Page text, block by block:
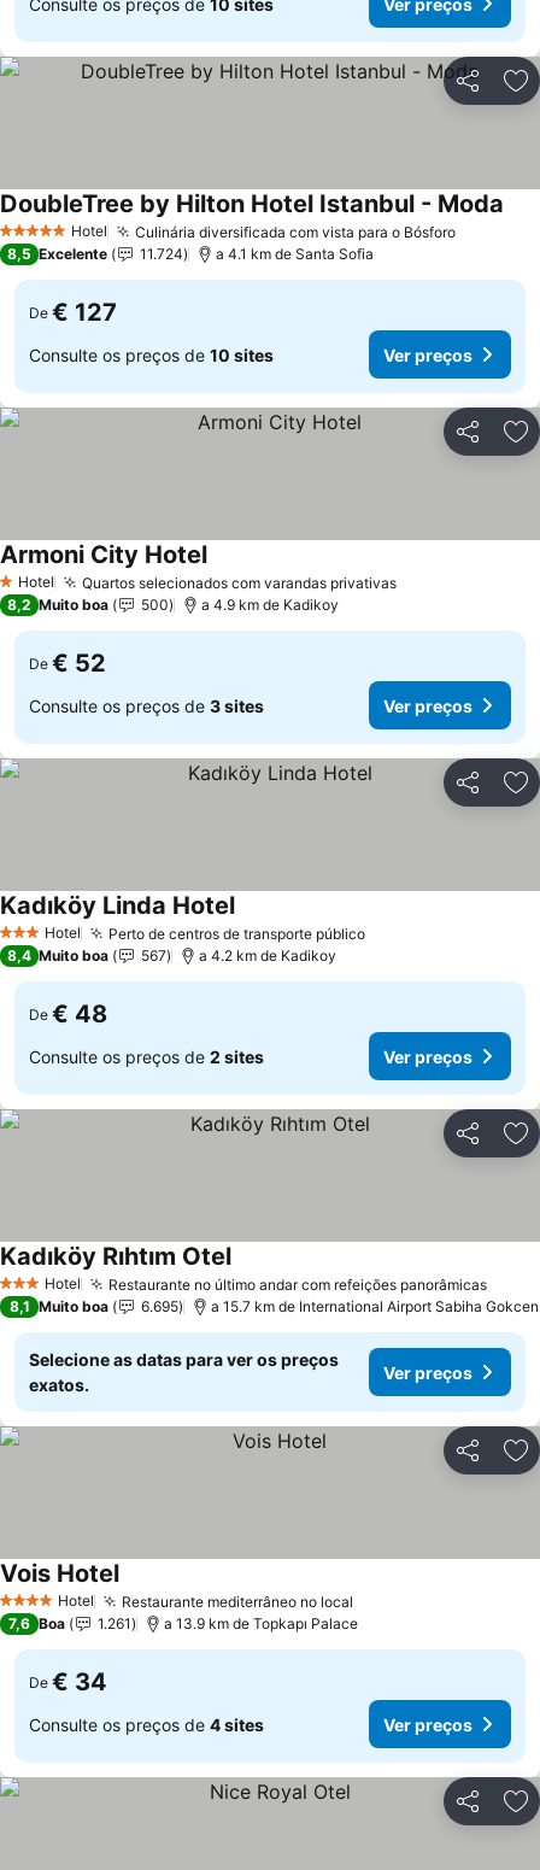
Partilhar
5 Estrelas Hotel Culinária diversificada com vista para o Bósforo
DoubleTree by Hilton Hotel Istanbul - Moda
8,5 Excelente 11.724 a 4.1 km de Santa Sofia
De € 127
Consulte os preços de 10 sites Ver preços
Partilhar
1 Estrelas
Hotel Quartos selecionados com varandas privativas
Armoni City Hotel
8,2 Muito boa 500 a 4.9 km de Kadikoy
De € 52
Consulte os preços de 3 sites Ver preços
Partilhar
3 EstrelasHotel Perto de centros de transporte público
Kadıköy Linda Hotel
8,4 Muito boa 567 a 4.2 km de Kadikoy
De € 48
Consulte os preços de 2 sites Ver preços
Partilhar
3 EstrelasHotel Restaurante no último andar com refeições panorâmicas
Kadıköy Rıhtım Otel
8,1 Muito boa 6.695 a 15.7 km de International Airport Sabiha Gokcen
Selecione as datas para ver os preços
exatos.
Ver preços
Partilhar
4 EstrelasHotel Restaurante mediterrâneo no local
Vois Hotel
7,6 Boa 1.261 a 13.9 km de Topkapı Palace
De € 34
Consulte os preços de 4 sites Ver preços
Partilhar